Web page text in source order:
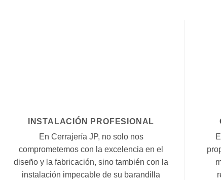
INSTALACIÓN PROFESIONAL
En Cerrajería JP, no solo nos
comprometemos con la excelencia en el
diseño y la fabricación, sino también con la
instalación impecable de su barandilla